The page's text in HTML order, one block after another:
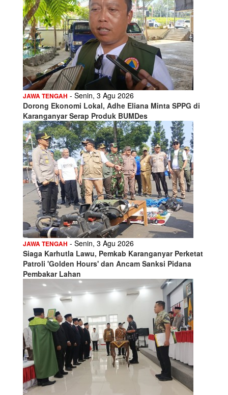
JAWA TENGAH - Senin, 3 Agu 2026
Dorong Ekonomi Lokal, Adhe Eliana Minta SPPG di
Karanganyar Serap Produk BUMDes
JAWA TENGAH - Senin, 3 Agu 2026
Siaga Karhutla Lawu, Pemkab Karanganyar Perketat
Patroli 'Golden Hours' dan Ancam Sanksi Pidana
Pembakar Lahan